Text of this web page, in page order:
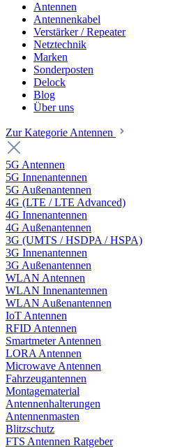
Antennen
Antennenkabel
Verstärker / Repeater
Netztechnik
Marken
Sonderposten
Delock
Blog
Über uns
Zur Kategorie Antennen
5G Antennen
5G Innenantennen
5G Außenantennen
4G (LTE / LTE Advanced)
4G Innenantennen
4G Außenantennen
3G (UMTS / HSDPA / HSPA)
3G Innenantennen
3G Außenantennen
WLAN Antennen
WLAN Innenantennen
WLAN Außenantennen
IoT Antennen
RFID Antennen
Smartmeter Antennen
LORA Antennen
Microwave Antennen
Fahrzeugantennen
Montagematerial
Antennenhalterungen
Antennenmasten
Blitzschutz
FTS Antennen Ratgeber